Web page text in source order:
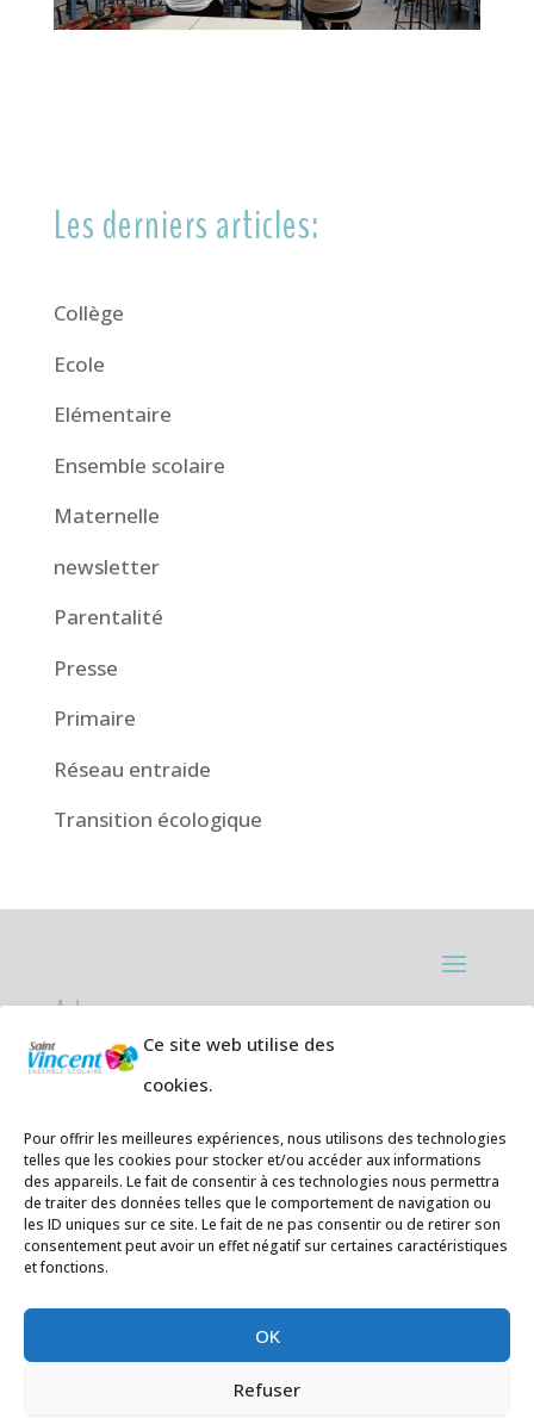
Ce site web utilise des
cookies.
Pour offrir les meilleures expériences, nous utilisons des technologies
telles que les cookies pour stocker et/ou accéder aux informations
des appareils. Le fait de consentir à ces technologies nous permettra
de traiter des données telles que le comportement de navigation ou
les ID uniques sur ce site. Le fait de ne pas consentir ou de retirer son
consentement peut avoir un effet négatif sur certaines caractéristiques
et fonctions.
OK
Refuser
Les derniers articles:
Collège
Ecole
Elémentaire
Ensemble scolaire
Maternelle
newsletter
Parentalité
Presse
Primaire
Réseau entraide
Transition écologique
Adresses:
Ecole primaire de la Plage,
Téléphone05 59 20 67 28
Collège Hendaye ville,1 rue de la
Libération 64700 Hendaye
Téléphone 05 59 48 89 00
E-mail:secretariat@saintvincent.eus